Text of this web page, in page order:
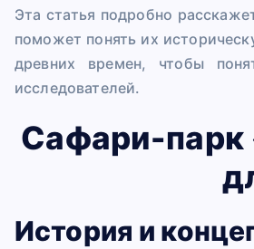
Эта статья подробно
поможет понять их
древних времен, чтобы
исследователей.
Сафари-парк
История и